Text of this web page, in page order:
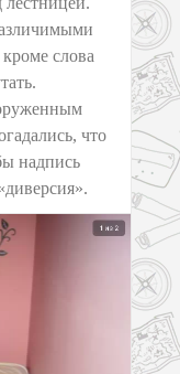
слова
что
надпись